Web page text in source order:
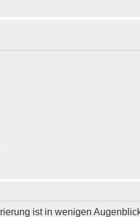
ist in wenigen